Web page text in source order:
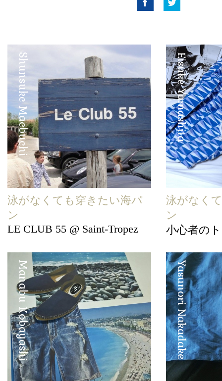
Shunsuke Maebuchi
泳がなくても穿きたい海パ
ン
LE CLUB 55 @ Saint-Tropez
Eisuke Yamashita
泳がなく
ン
小心者の
Manabu Kobayashi Yasunori Nakadake